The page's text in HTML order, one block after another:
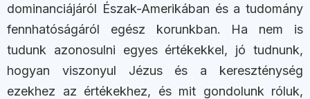
dominanciájáról Észak-Amerikában és a tudomány
fennhatóságáról egész korunkban. Ha nem is
tudunk azonosulni egyes értékekkel, jó tudnunk,
hogyan viszonyul Jézus és a kereszténység
ezekhez az értékekhez, és mit gondolunk róluk,